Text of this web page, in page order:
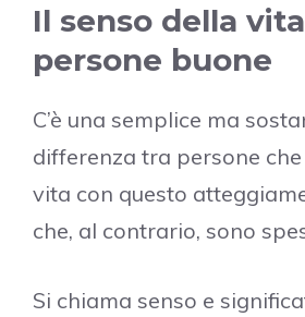
Il senso della
persone buone
C’è una semplice ma
differenza tra persone
vita con questo
che, al contrario, sono
Si chiama senso e